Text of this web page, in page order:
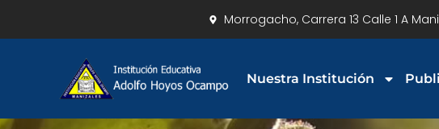
Morrogacho, Carrera 13 Calle 1 A
Nuestra Institución